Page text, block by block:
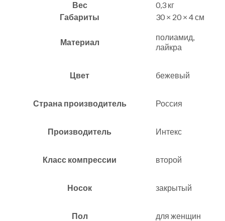
Вес
0,3 кг
Габариты
30 × 20 × 4 см
Материал
полиамид,
лайкра
Цвет бежевый
Страна производитель Россия
Производитель Интекс
Класс компрессии второй
Носок закрытый
Пол для женщин